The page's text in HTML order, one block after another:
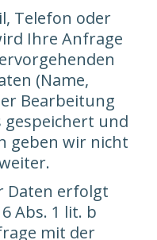
Telefon oder
Ihre Anfrage
(Name,
Bearbeitung
gespeichert und
geben wir nicht
Daten erfolgt
Abs. 1 lit. b
mit der